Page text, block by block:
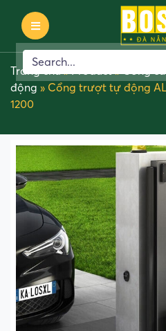
Trang chủ
động » Cổng trượt tự động
1200